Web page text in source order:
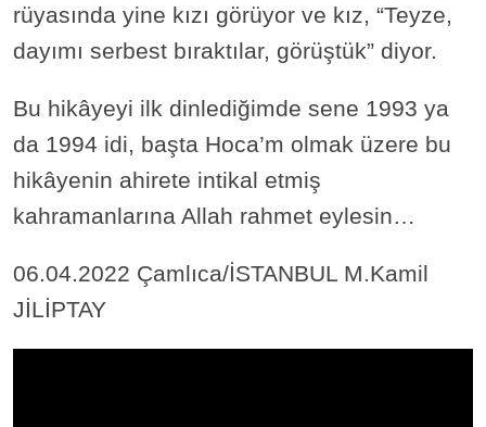
rüyasında yine kızı görüyor ve kız, “Teyze,
dayımı serbest bıraktılar, görüştük” diyor.
Bu hikâyeyi ilk dinlediğimde sene 1993 ya
da 1994 idi, başta Hoca’m olmak üzere bu
hikâyenin ahirete intikal etmiş
kahramanlarına Allah rahmet eylesin…
06.04.2022 Çamlıca/İSTANBUL M.Kamil
JİLİPTAY